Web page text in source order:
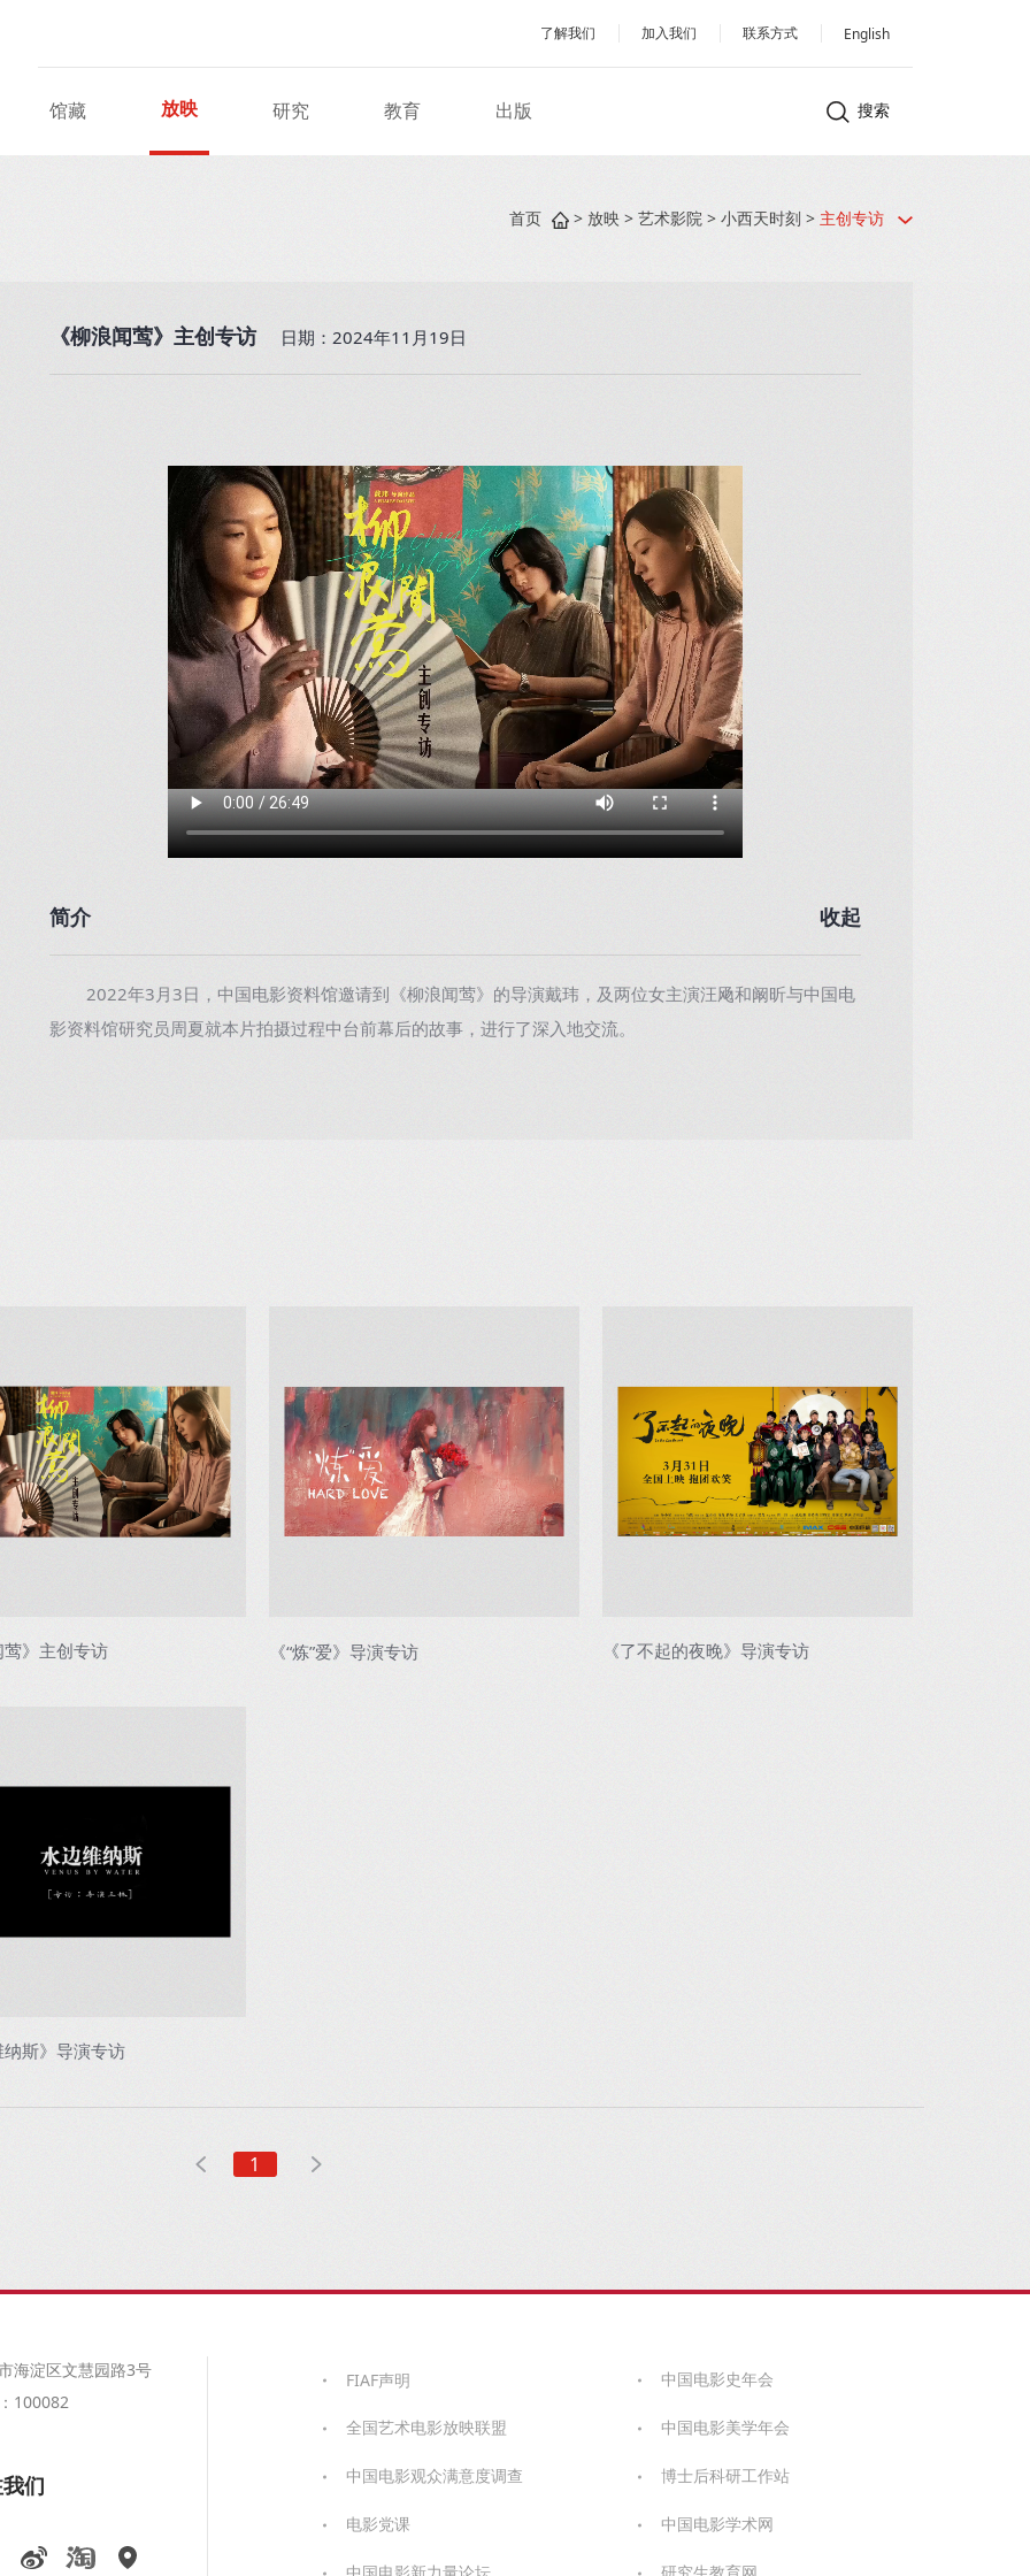
了解我们 加入我们 联系方式 English
馆藏 放映 研究 教育 出版 搜索
首页 > 放映 > 艺术影院 > 小西天时刻 > 主创专访
《柳浪闻莺》主创专访 日期：2024年11月19日
简介 收起
2022年3月3日，中国电影资料馆邀请到《柳浪闻莺》的导演戴玮，及两位女主演汪飏和阚昕与中国电
影资料馆研究员周夏就本片拍摄过程中台前幕后的故事，进行了深入地交流。
莺》主创专访 《“炼”爱》导演专访 《了不起的夜晚》导演专访
纳斯》导演专访
1
海淀区文慧园路3号
100082
们
FIAF声明
全国艺术电影放映联盟
中国电影观众满意度调查
电影党课
中国电影史年会
中国电影美学年会
博士后科研工作站
中国电影学术网